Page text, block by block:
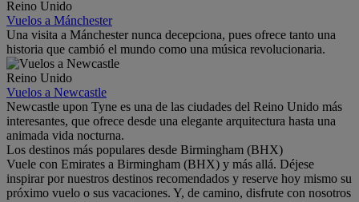
Reino Unido
Vuelos a Mánchester
Una visita a Mánchester nunca decepciona, pues ofrece tanto una
historia que cambió el mundo como una música revolucionaria.
Reino Unido
Vuelos a Newcastle
Newcastle upon Tyne es una de las ciudades del Reino Unido más
interesantes, que ofrece desde una elegante arquitectura hasta una
animada vida nocturna.
Los destinos más populares desde Birmingham (BHX)
Vuele con Emirates a Birmingham (BHX) y más allá. Déjese
inspirar por nuestros destinos recomendados y reserve hoy mismo su
próximo vuelo o sus vacaciones. Y, de camino, disfrute con nosotros